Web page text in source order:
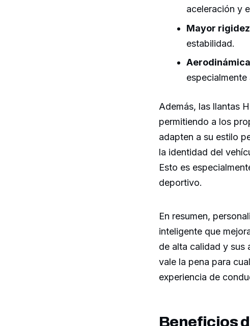
aceleración y
Mayor rigidez
estabilidad.
Además, las llantas
permitiendo a los
adapten a su estilo
la identidad del
Esto es
deportivo.
En resumen,
inteligente que
de alta calidad y sus
vale la pena para
experiencia de
Beneficios